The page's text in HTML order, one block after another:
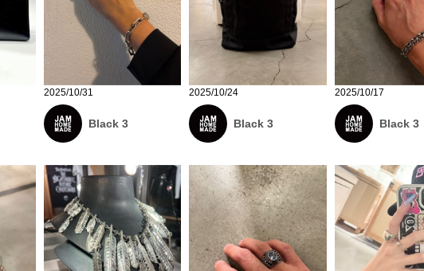
2025/10/31
Black 3
2025/10/24
Black 3
2025/10/17
Black 3